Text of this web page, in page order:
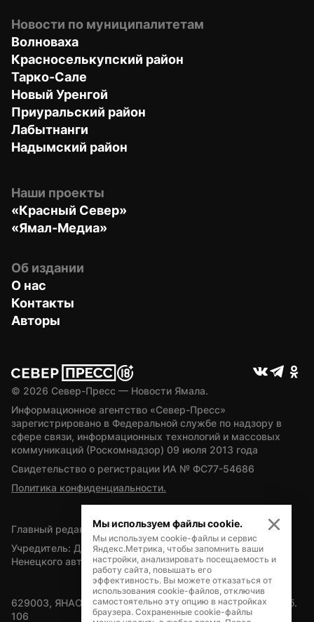
Новости по муниципалитетам
Волноваха
Красноселькупский район
Тарко-Сале
Новый Уренгой
Приуральский район
Лабытнанги
Надымский район
Наши проекты
«Красный Север»
«Ямал-Медиа»
Об издании
О нас
Контакты
Авторы
© 2026 Север-Пресс — Новости Ямала.
Информационное агентство «Север-Пресс»
зарегистрировано в Федеральной службе по надзору в
сфере связи, информационных технологий и массовых
коммуникаций (Роскомнадзор) 09 июля 2013 года
Свидетельство о регистрации ИА № ФС77-54686
Политика конфиденциальности.
Главный редактор — А.Л. Поздеев
Учредитель: Департамент внутренней политики Ямало-
Ненецкого автономного округа
629003, ЯНАО, Салехард, мкр. Богдана Кнунянца, д.1, каб.
106
Мы используем файлы cookie.
Мы используем cookie-файлы и сервис
Яндекс.Метрика, чтобы запомнить ваши
настройки, анализировать посещаемость и
работу сайта, повышать его
эффективность. Вы можете отказаться от
использования cookie-файлов, отключив
самостоятельно эту опцию в настройках
браузера. Сохраненные cookie-файлы